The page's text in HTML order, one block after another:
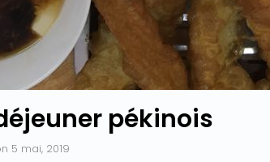
pékinois
5 mai, 2019